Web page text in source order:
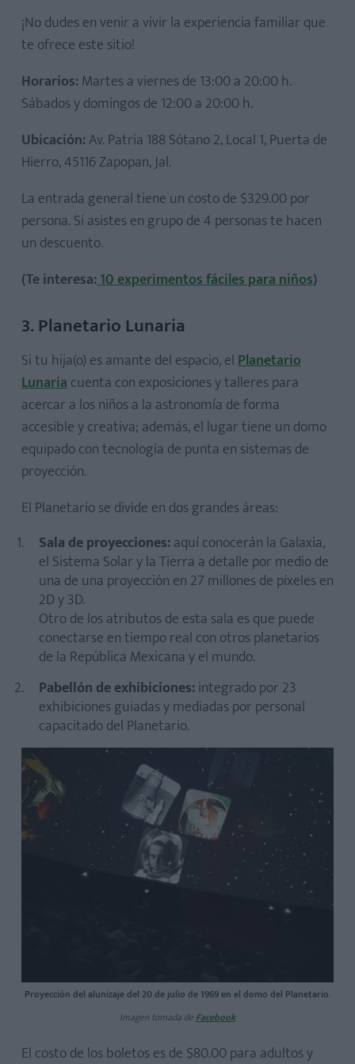
¡No dudes en venir a vivir la experiencia familiar que
te ofrece este sitio!
Horarios: Martes a viernes de 13:00 a 20:00 h.
Sábados y domingos de 12:00 a 20:00 h.
Ubicación:Av. Patria 188 Sótano 2, Local 1, Puerta de
Hierro, 45116 Zapopan, Jal.
La entrada general tiene un costo de $329.00 por
persona. Si asistes en grupo de 4 personas te hacen
un descuento.
(Te interesa:10 experimentos fáciles para niños)
3. Planetario Lunaria
Si tu hija(o) es amante del espacio, elPlanetario
Lunariacuenta con exposiciones y talleres para
acercar a los niños a la astronomía de forma
accesible y creativa; además, el lugar tiene un domo
equipado con tecnología de punta en sistemas de
proyección.
El Planetario se divide en dos grandes áreas:
Sala de proyecciones:aquí conocerán la Galaxia,
el Sistema Solar y la Tierra a detalle por medio de
una de una proyección en 27 millones de píxeles en
2D y 3D.
Otro de los atributos de esta sala es que puede
conectarse en tiempo real con otros planetarios
de la República Mexicana y el mundo.
Pabellón de exhibiciones:integrado por 23
exhibiciones guiadas y mediadas por personal
capacitado del Planetario.
Proyección del alunizaje del 20 de julio de 1969 en el domo del Planetario.
Imagen tomada de Facebook
El costo de los boletos es de $80.00 para adultos y